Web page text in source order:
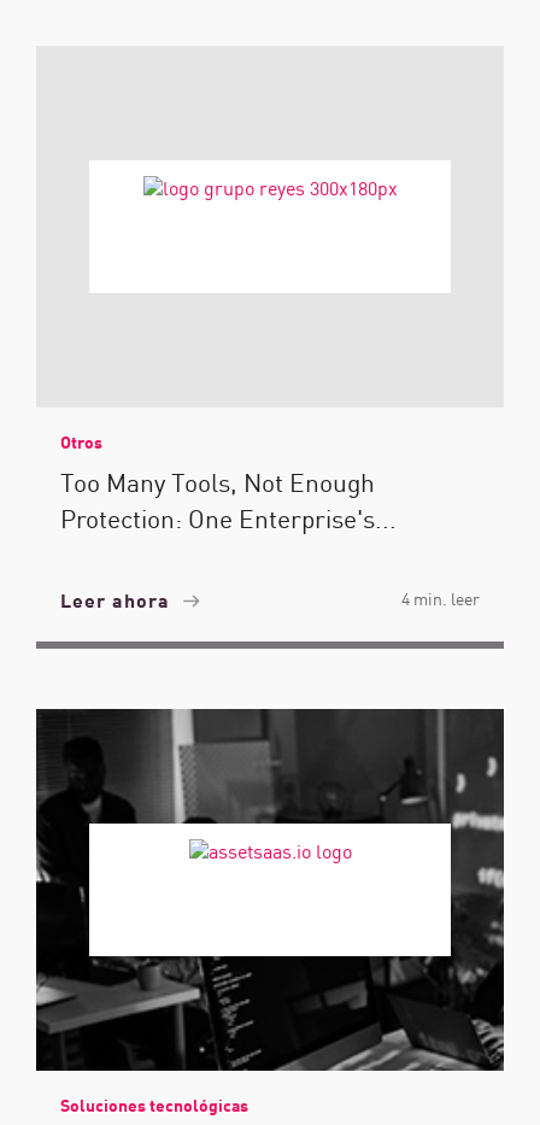
Otros
Too Many Tools, Not Enough
Protection: One Enterprise's...
Leer ahora 4 min. leer
Soluciones tecnológicas